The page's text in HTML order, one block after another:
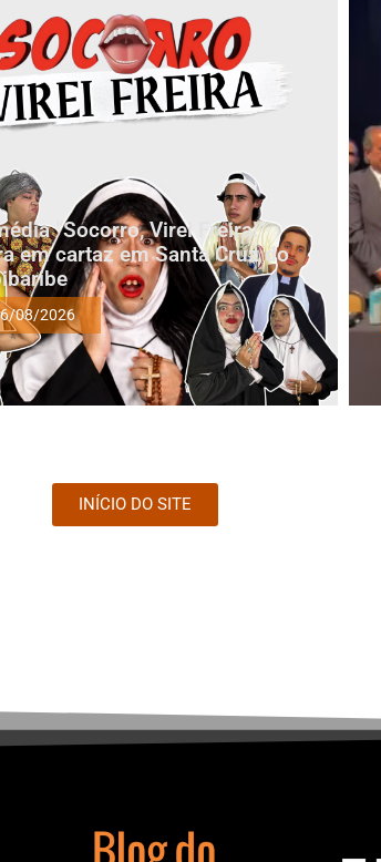
“Socorro, Virei Freira!”
em cartaz em Santa Cruz do
08/2026
INÍCIO DO SITE